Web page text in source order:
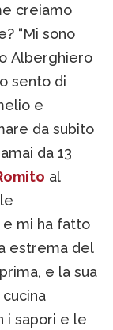
creiamo
“Mi sono
Alberghiero
sento di
e
da subito
da 13
al
mi ha fatto
estrema del
e la sua
i sapori e le